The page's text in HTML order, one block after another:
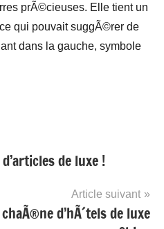
prÃ©cieuses. Elle tient un
qui pouvait suggÃ©rer de
dans la gauche, symbole
de luxe !
Article suivant
d’hÃ´tels de luxe